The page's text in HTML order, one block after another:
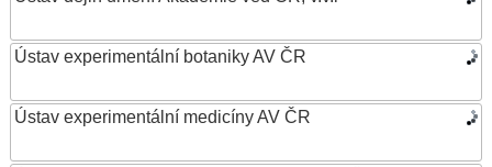
Ústav experimentální botaniky AV ČR
Ústav experimentální medicíny AV ČR